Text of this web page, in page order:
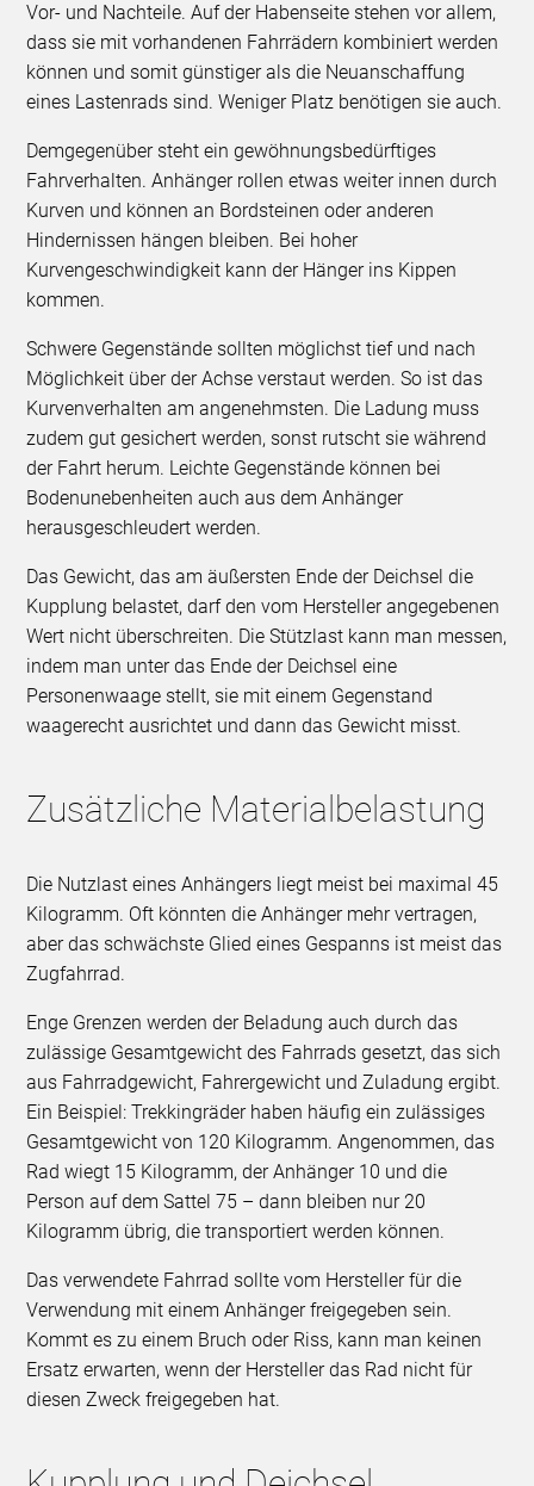
Vor- und Nachteile. Auf der Habenseite stehen vor allem,
dass sie mit vorhandenen Fahrrädern kombiniert werden
können und somit günstiger als die Neuanschaffung
eines Lastenrads sind. Weniger Platz benötigen sie auch.
Demgegenüber steht ein gewöhnungsbedürftiges
Fahrverhalten. Anhänger rollen etwas weiter innen durch
Kurven und können an Bordsteinen oder anderen
Hindernissen hängen bleiben. Bei hoher
Kurvengeschwindigkeit kann der Hänger ins Kippen
kommen.
Schwere Gegenstände sollten möglichst tief und nach
Möglichkeit über der Achse verstaut werden. So ist das
Kurvenverhalten am angenehmsten. Die Ladung muss
zudem gut gesichert werden, sonst rutscht sie während
der Fahrt herum. Leichte Gegenstände können bei
Bodenunebenheiten auch aus dem Anhänger
herausgeschleudert werden.
Das Gewicht, das am äußersten Ende der Deichsel die
Kupplung belastet, darf den vom Hersteller angegebenen
Wert nicht überschreiten. Die Stützlast kann man messen,
indem man unter das Ende der Deichsel eine
Personenwaage stellt, sie mit einem Gegenstand
waagerecht ausrichtet und dann das Gewicht misst.
Zusätzliche Materialbelastung
Die Nutzlast eines Anhängers liegt meist bei maximal 45
Kilogramm. Oft könnten die Anhänger mehr vertragen,
aber das schwächste Glied eines Gespanns ist meist das
Zugfahrrad.
Enge Grenzen werden der Beladung auch durch das
zulässige Gesamtgewicht des Fahrrads gesetzt, das sich
aus Fahrradgewicht, Fahrergewicht und Zuladung ergibt.
Ein Beispiel: Trekkingräder haben häufig ein zulässiges
Gesamtgewicht von 120 Kilogramm. Angenommen, das
Rad wiegt 15 Kilogramm, der Anhänger 10 und die
Person auf dem Sattel 75 – dann bleiben nur 20
Kilogramm übrig, die transportiert werden können.
Das verwendete Fahrrad sollte vom Hersteller für die
Verwendung mit einem Anhänger freigegeben sein.
Kommt es zu einem Bruch oder Riss, kann man keinen
Ersatz erwarten, wenn der Hersteller das Rad nicht für
diesen Zweck freigegeben hat.